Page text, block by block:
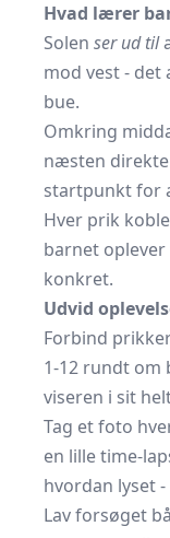
Hvad lærer
Solen ser ud til
mod vest - det
bue.
Omkring
næsten
startpunkt for
Hver prik
barnet
konkret.
Udvid
Forbind
1-12 rundt om
viseren i sit
Tag et foto
en lille time-
hvordan lyset
Lav forsøget